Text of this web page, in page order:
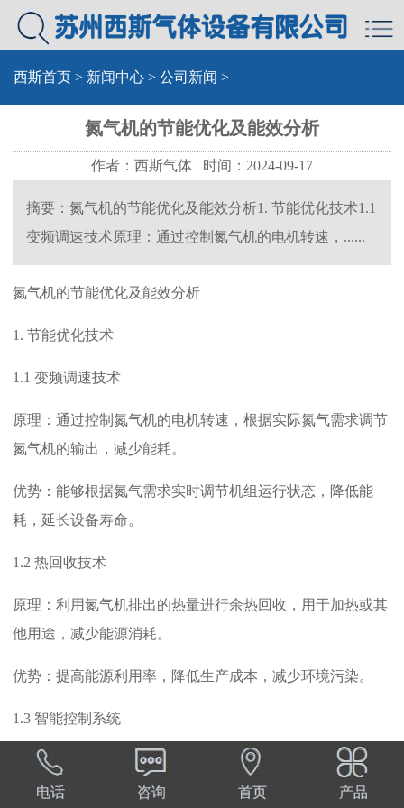
西斯首页 > 新闻中心 > 公司新闻 >
氮气机的节能优化及能效分析
作者：西斯气体 时间：2024-09-17
摘要：氮气机的节能优化及能效分析1. 节能优化技术1.1
变频调速技术原理：通过控制氮气机的电机转速，......
氮气机的节能优化及能效分析
1. 节能优化技术
1.1 变频调速技术
原理：通过控制氮气机的电机转速，根据实际氮气需求调节
氮气机的输出，减少能耗。
优势：能够根据氮气需求实时调节机组运行状态，降低能
耗，延长设备寿命。
1.2 热回收技术
原理：利用氮气机排出的热量进行余热回收，用于加热或其
他用途，减少能源消耗。
优势：提高能源利用率，降低生产成本，减少环境污染。
1.3 智能控制系统
原理：通过智能控制系统实时监测氮气机的运行状态和氮气
需求，优化运行参数，降低能耗。
电话 咨询 首页 产品